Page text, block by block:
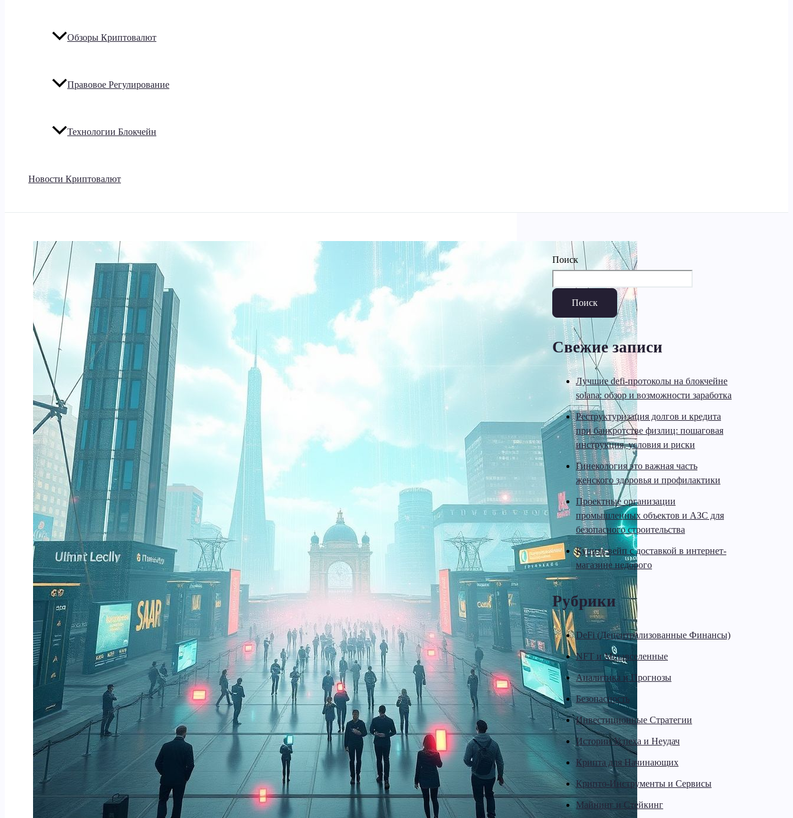
Обзоры Криптовалют
Правовое Регулирование
Технологии Блокчейн
Новости Криптовалют
Поиск
Поиск
Свежие записи
Лучшие defi-протоколы на блокчейне
solana: обзор и возможности заработка
Реструктуризация долгов и кредита
при банкротстве физлиц: пошаговая
инструкция, условия и риски
Гинекология это важная часть
женского здоровья и профилактики
Проектные организации
промышленных объектов и АЗС для
безопасного строительства
Купить вейп с доставкой в интернет-
магазине недорого
Рубрики
DeFi (Децентрализованные Финансы)
NFT и Метавселенные
Аналитика и Прогнозы
Безопасность
Инвестиционные Стратегии
Истории Успеха и Неудач
Крипта для Начинающих
Крипто-Инструменты и Сервисы
Майнинг и Стейкинг